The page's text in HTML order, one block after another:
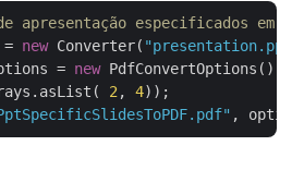
especificados em
new Converter(
= new PdfConvertOptions();
2 , 4));